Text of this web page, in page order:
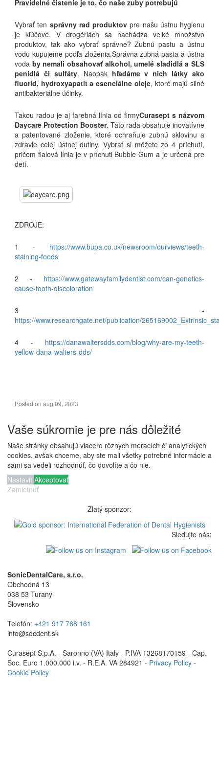
Pravidelné čistenie je to, čo naše zuby potrebujú
Vybrať ten správny rad produktov pre našu ústnu hygienu
je kľúčové. V drogériách sa nachádza veľké množstvo
produktov, tak ako vybrať správne? Zubnú pastu a ústnu
vodu kupujeme podľa zloženia.Správna zubná pasta a ústna
voda by nemali obsahovať alkohol, umelé sladidlá a SLS
penidlá či sulfáty. Naopak hľadáme v nich látky ako
fluorid, hydroxyapatit a esenciálne oleje, ktoré majú silné
antibakteriálne účinky.
Takou radou je aj farebná línia od firmyCurasept s názvom
Daycare Protection Booster. Táto rada obsahuje inovatívne
a patentované zloženie, ktoré ochraňuje zubnú sklovinu a
zdravie celej ústnej dutiny. Vybrať si môžete zo 4 príchutí,
pričom fialová línia je v príchuti Bubble Gum a je určená pre
detí.
ZDROJE:
1 - https://www.bupa.co.uk/newsroom/ourviews/teeth-
staining-foods
2 - https://www.gatewayfamilydentist.com/can-genetics-
cause-tooth-discoloration
3 -
https://www.researchgate.net/publication/
4 - https://danawaltersdds.com/blog/why-are-my-teeth-
yellow-dana-walters-dds/
Posted on aug 09, 2023
Vaše súkromie je pre nás dôležité
Naše stránky obsahujú viacero rôznych meracích či analytických
cookies, avšak chceme, aby ste mali všetky potrebné informácie a
sami sa vedeli rozhodnúť, čo dovolíte a čo nie.
Nastaviť Akceptovať
Zamietnuť
Zlatý sponzor:
Sledujte nás:
SonicDentalCare, s.r.o.
Obchodná 13
038 53 Turany
Slovensko
Telefón: +421 917 768 161
info@sdcdent.sk
Curasept S.p.A. - Saronno (VA) Italy - P.IVA 13268170159 - Cap.
Soc. Euro 1.000.000 i.v. - R.E.A. VA 284921 - Privacy Policy -
Cookie Policy